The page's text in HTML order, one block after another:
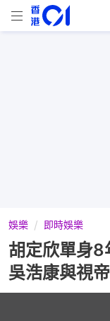
娛樂 即時娛樂
胡定欣單身
吳浩康與視